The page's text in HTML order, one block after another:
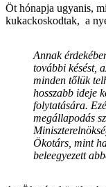
Öt hónapja ugyanis,
kukackoskodtak, a
Annak
további késést,
minden tőlük
hosszabb ideje
folytatására.
megállapodás
Ökotárs, mint
beleegyezett